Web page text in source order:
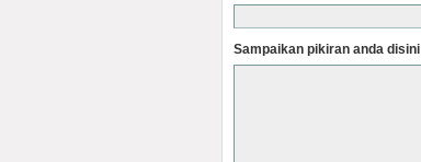
Sampaikan pikiran anda disini